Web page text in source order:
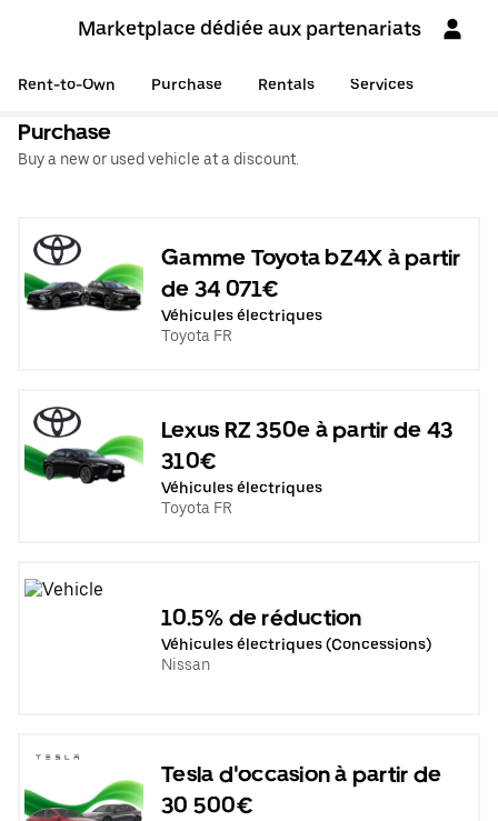
Marketplace dédiée aux partenariats
Rent-to-Own Purchase Rentals Services
Purchase
Buy a new or used vehicle at a discount.
Gamme Toyota bZ4X à partir
de 34 071€
Véhicules électriques
Toyota FR
Lexus RZ 350e à partir de 43
310€
Véhicules électriques
Toyota FR
10.5% de réduction
Véhicules électriques (Concessions)
Nissan
Tesla d'occasion à partir de
30 500€